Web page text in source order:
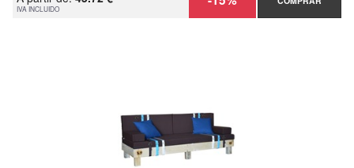
IVA INCLUIDO